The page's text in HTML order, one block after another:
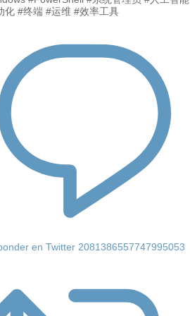
化 #终端 #运维 #效率工具
en Twitter 2081386557747995053